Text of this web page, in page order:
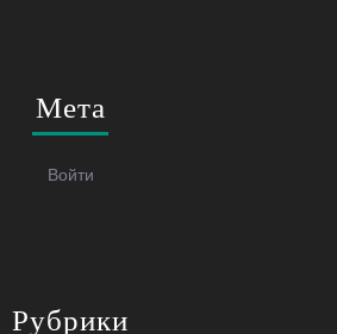
Мета
Войти
Рубрики